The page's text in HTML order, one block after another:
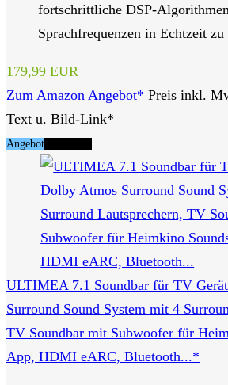
fortschrittliche DSP-
Sprachfrequenzen in Echtzeit
179,99 EUR
Zum Amazon Angebot* Preis inkl.
Text u. Bild-Link*
Angebot
ULTIMEA 7.1 Soundbar für TV
Surround Sound System mit 4
TV Soundbar mit Subwoofer für
App, HDMI eARC, Bluetooth...*